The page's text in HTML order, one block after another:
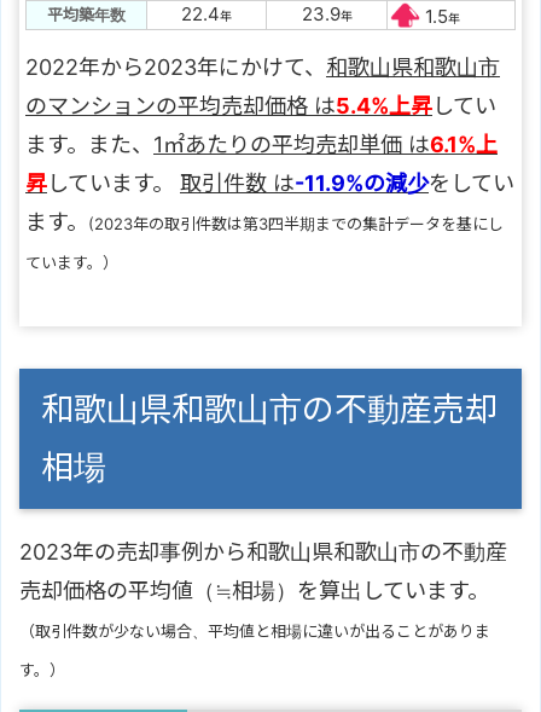
平均築年数 22.4年 23.9年 1.5年
2022年から2023年にかけて、 和歌山県和歌山市
のマンションの平均売却価格 は5.4%上昇してい
ます。また、 1㎡あたりの平均売却単価 は6.1%上
昇しています。 取引件数 は-11.9%の減少をしてい
ます。
(2023年の取引件数は第3四半期までの集計データを基にし
ています。）
和歌山県和歌山市の不動産売却
相場
2023年の売却事例から和歌山県和歌山市の不動産
売却価格の平均値（≒相場）を算出しています。
（取引件数が少ない場合、平均値と相場に違いが出ることがありま
す。）